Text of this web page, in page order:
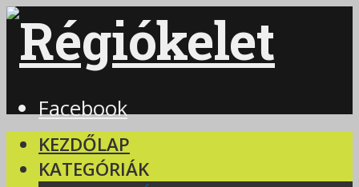
Facebook
KEZDŐLAP
KATEGÓRIÁK